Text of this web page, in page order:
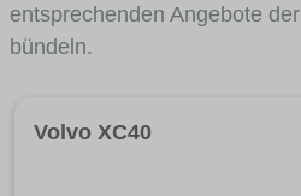
entsprechenden Angebote
bündeln.
Volvo XC40